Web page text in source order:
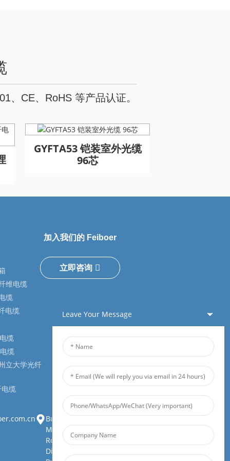
、CE、RoHS 等产品认证。
GYFTA53 铠装室外光缆
96芯
维电缆
缆
电缆
缆
缆
立大学光纤
电缆
加入我们的 Feiboer
立即咨询
Building 1, Zhongjianbaobao
Mansion, No. 30, Lianhu 3rd
Road, Tianding Street, Yuelu
District, Changsha City, Hunan
Leave Your Message